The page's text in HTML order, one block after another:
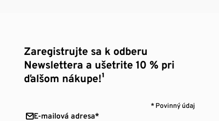
Zaregistrujte sa k odberu
Newslettera a ušetrite 10 % pri
ďalšom nákupe!¹
* Povinný údaj
E-mailová adresa*